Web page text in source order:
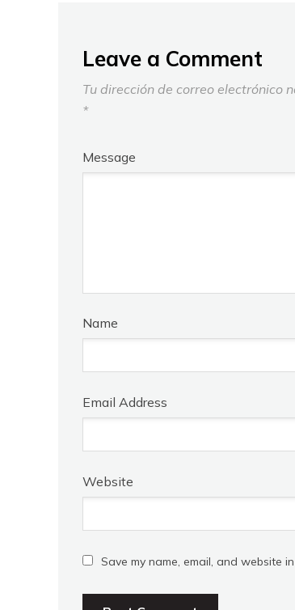
Leave a Comment
Tu dirección de correo electrónico
*
Message
Name
Email Address
Website
Save my name, email, and website